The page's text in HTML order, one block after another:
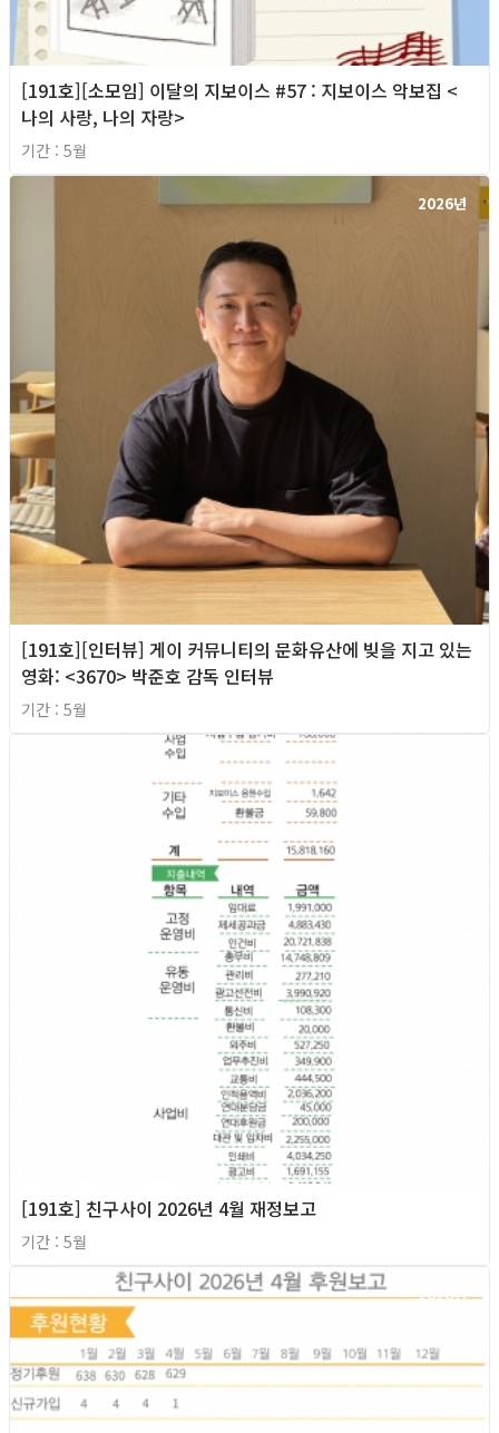
[191호][소모임] 이달의 지보이스 #57 : 지보이스 악보집 <
나의 사랑, 나의 자랑>
기간 : 5월
2026년
[191호][인터뷰] 게이 커뮤니티의 문화유산에 빚을 지고 있는
영화: <3670> 박준호 감독 인터뷰
기간 : 5월
[191호] 친구사이 2026년 4월 재정보고
기간 : 5월
2026년